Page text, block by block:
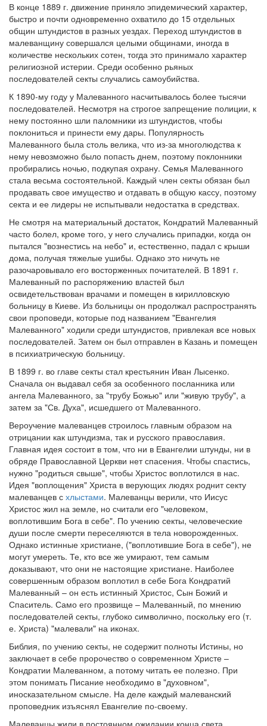
В конце 1889 г. движение приняло эпидемический характер,
быстро и почти одновременно охватило до 15 отдельных
общин штундистов в разных уездах. Переход штундистов в
малеванщину совершался целыми общинами, иногда в
количестве нескольких сотен, тогда это принимало характер
религиозной истерии. Среди особенно рьяных
последователей секты случались самоубийства.
К 1890-му году у Малеванного насчитывалось более тысячи
последователей. Несмотря на строгое запрещение полиции, к
нему постоянно шли паломники из штундистов, чтобы
поклониться и принести ему дары. Популярность
Малеванного была столь велика, что из-за многолюдства к
нему невозможно было попасть днем, поэтому поклонники
пробирались ночью, подкупая охрану. Семья Малеванного
стала весьма состоятельной. Каждый член секты обязан был
продавать свое имущество и отдавать в общую кассу, поэтому
секта и ее лидеры не испытывали недостатка в средствах.
Не смотря на материальный достаток, Кондратий Малеванный
часто болел, кроме того, у него случались припадки, когда он
пытался "вознестись на небо" и, естественно, падал с крыши
дома, получая тяжелые ушибы. Однако это ничуть не
разочаровывало его восторженных почитателей. В 1891 г.
Малеванный по распоряжению властей был
освидетельствован врачами и помещен в кирилловскую
больницу в Киеве. Из больницы он продолжал распространять
свои проповеди, которые под названием "Евангелия
Малеванного" ходили среди штундистов, привлекая все новых
последователей. Затем он был отправлен в Казань и помещен
в психиатрическую больницу.
В 1899 г. во главе секты стал крестьянин Иван Лысенко.
Сначала он выдавал себя за особенного посланника или
ангела Малеванного, за "трубу Божью" или "живую трубу", а
затем за "Св. Духа", исшедшего от Малеванного.
Вероучение малеванцев строилось главным образом на
отрицании как штундизма, так и русского православия.
Главная идея состоит в том, что ни в Евангелии штунды, ни в
обряде Православной Церкви нет спасения. Чтобы спастись,
нужно "родиться свыше", чтобы Христос воплотился в нас.
Идея "воплощения" Христа в верующих людях роднит секту
малеванцев с хлыстами. Малеванцы верили, что Иисус
Христос жил на земле, но считали его "человеком,
воплотившим Бога в себе". По учению секты, человеческие
души после смерти переселяются в тела новорожденных.
Однако истинные христиане, ("воплотившие Бога в себе"), не
могут умереть. Те, кто все же умирают, тем самым
доказывают, что они не настоящие христиане. Наиболее
совершенным образом воплотил в себе Бога Кондратий
Малеванный – он есть истинный Христос, Сын Божий и
Спаситель. Само его прозвище – Малеванный, по мнению
последователей секты, глубоко символично, поскольку его (т.
е. Христа) "малевали" на иконах.
Библия, по учению секты, не содержит полноты Истины, но
заключает в себе пророчество о современном Христе –
Кондратии Малеванном, а потому читать ее полезно. При
этом понимать Писание необходимо в "духовном",
иносказательном смысле. На деле каждый малеванский
проповедник изъяснял Евангелие по-своему.
Малеванцы жили в постоянном ожидании конца света,